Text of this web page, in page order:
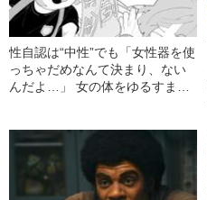
性自認は“中性”でも「女性器を使
っちゃだめなんて決まり、ない
んだよ…」 女の体をゆるすまで